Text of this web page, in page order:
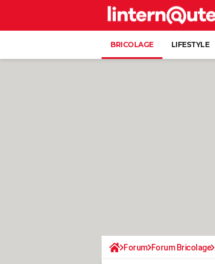
BRICOLAGE LIFESTYLE
Forum Forum Bricolage